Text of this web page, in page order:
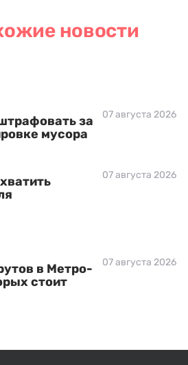
новости
за
мусора
07 августа 2026
07 августа 2026
в Метро-
стоит
07 августа 2026